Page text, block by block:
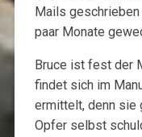
Mails
paar Monate
Bruce ist fest der
findet sich im
ermittelt, denn sie
Opfer selbst